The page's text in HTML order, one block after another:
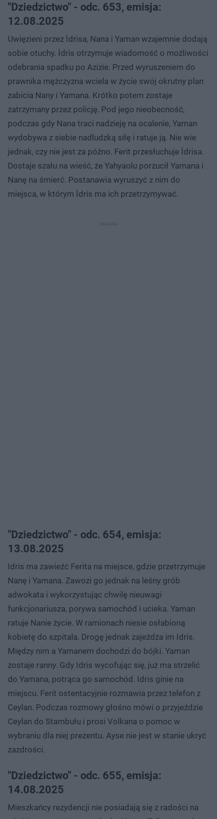
"Dziedzictwo" - odc. 653, emisja:
12.08.2025
Uwięzieni przez İdrisa, Nana i Yaman wzajemnie dodają
sobie otuchy. İdris otrzymuje wiadomość o możliwości
odebrania spadku po Azizie. Przed wyruszeniem do
prawnika mężczyzna wciela w życie swój okrutny plan
zabicia Nany i Yamana. Krótko potem zostaje
zatrzymany przez policję. Pod jego nieobecność,
podczas gdy Nana traci nadzieję na ocalenie, Yaman
wydobywa z siebie nadludzką siłę i ratuje ją. Nie wie
jednak, czy nie jest za późno. Ferit przesłuchuje İdrisa.
Dostaje szału na wieść, że Yahyaolu porzucił Yamana i
Nanę na śmierć. Postanawia wyruszyć z nim do
miejsca, w którym İdris ma ich przetrzymywać.
"Dziedzictwo" - odc. 654, emisja:
13.08.2025
Idris ma zawieźć Ferita na miejsce, gdzie przetrzymuje
Nanę i Yamana. Zawozi go jednak na leśny grób
adwokata i wykorzystując chwilę nieuwagi
funkcjonariusza, porywa samochód i ucieka. Yaman
ratuje Nanie życie. W ramionach niesie osłabioną
kobietę do szpitala. Drogę jednak zajeżdża im Idris.
Między nim a Yamanem dochodzi do bójki. Yaman
zostaje ranny. Gdy Idris wycofując się, już ma strzelić
do Yamana, potrąca go samochód. Idris ginie na
miejscu. Ferit ostentacyjnie rozmawia przez telefon z
Ceylan. Podczas rozmowy głośno mówi o przyjeździe
Ceylan do Stambułu i prosi Volkana o pomoc w
wybraniu dla niej prezentu. Ayse nie jest w stanie ukryć
zazdrości.
"Dziedzictwo" - odc. 655, emisja:
14.08.2025
Mieszkańcy rezydencji nie posiadają się z radości na